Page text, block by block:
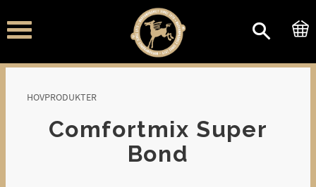
Meny
HOVPRODUKTER
Comfortmix Super
Bond